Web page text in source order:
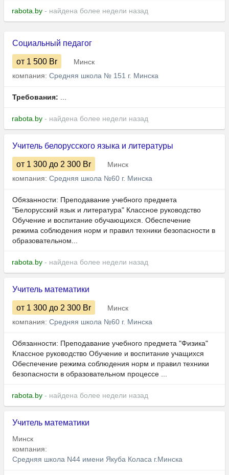
rabota.by - найдена более недели назад
Социальный педагог
от 1 500 Br
Минск
компания: Средняя школа № 151 г. Минска
Требования: ...
rabota.by - найдена более недели назад
Учитель белорусского языка и литературы
от 1 300 до 2 300 Br
Минск
компания: Средняя школа №60 г. Минска
Обязанности: Преподавание учебного предмета
"Белорусский язык и литература" Классное руководство
Обучение и воспитание обучающихся. Обеспечение
режима соблюдения норм и правил техники безопасности в
образовательном...
rabota.by - найдена более недели назад
Учитель математики
от 1 300 до 2 300 Br
Минск
компания: Средняя школа №60 г. Минска
Обязанности: Преподавание учебного предмета "Физика"
Классное руководство Обучение и воспитание учащихся
Обеспечение режима соблюдения норм и правил техники
безопасности в образовательном процессе ...
rabota.by - найдена более недели назад
Учитель математики
Минск
компания:
Средняя школа N44 имени Якуба Коласа г.Минска